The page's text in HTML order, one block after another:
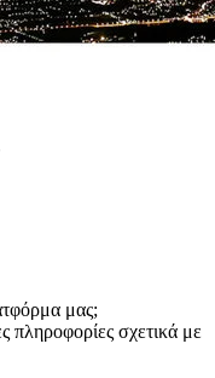
μας;
πληροφορίες σχετικά με